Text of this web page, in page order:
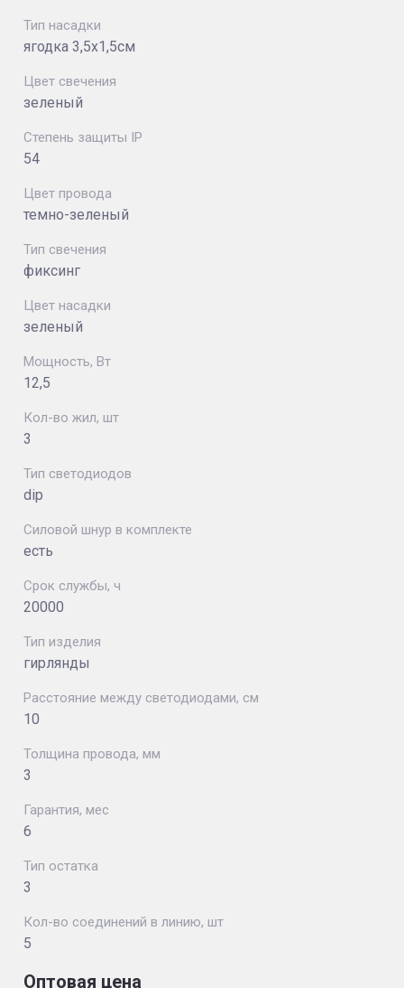
Тип насадки
ягодка 3,5х1,5см
Цвет свечения
зеленый
Степень защиты IP
54
Цвет провода
темно-зеленый
Тип свечения
фиксинг
Цвет насадки
зеленый
Мощность, Вт
12,5
Кол-во жил, шт
3
Тип светодиодов
dip
Силовой шнур в комплекте
есть
Срок службы, ч
20000
Тип изделия
гирлянды
Расстояние между светодиодами, см
10
Толщина провода, мм
3
Гарантия, мес
6
Тип остатка
3
Кол-во соединений в линию, шт
5
Оптовая цена